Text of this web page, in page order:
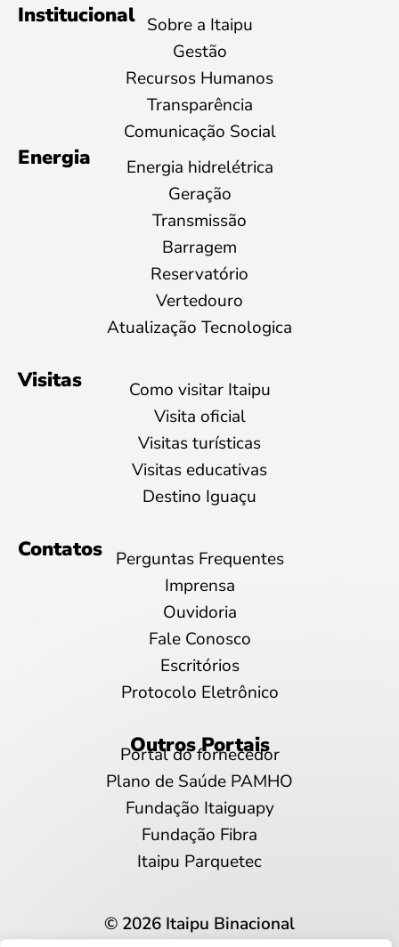
Institucional Sobre a Itaipu
Gestão
Recursos Humanos
Transparência
Comunicação Social
Energia
Energia hidrelétrica
Geração
Transmissão
Barragem
Reservatório
Vertedouro
Atualização Tecnologica
Visitas
Como visitar Itaipu
Visita oficial
Visitas turísticas
Visitas educativas
Destino Iguaçu
Contatos
Perguntas Frequentes
Imprensa
Ouvidoria
Fale Conosco
Escritórios
Protocolo Eletrônico
Outros Portais
Portal do fornecedor
Plano de Saúde PAMHO
Fundação Itaiguapy
Fundação Fibra
Itaipu Parquetec
© 2026 Itaipu Binacional